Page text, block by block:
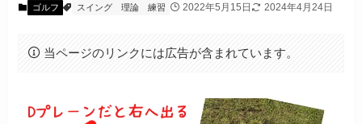
ゴルフ スイング 理論 練習 2022年5月15日 2024年4月24日
当ページのリンクには広告が含まれています。